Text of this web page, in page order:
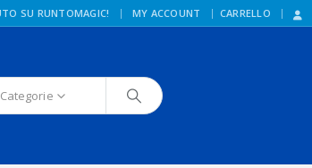
SU RUNTOMAGIC! | MY ACCOUNT CARRELLO
Categorie